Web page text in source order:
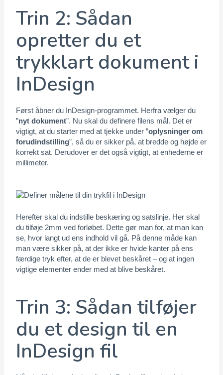
Trin 2: Sådan
opretter du et
trykklart dokument i
InDesign
Først åbner du InDesign-programmet. Herfra vælger du
”nyt dokument”. Nu skal du definere filens mål. Det er
vigtigt, at du starter med at tjekke under ”oplysninger om
forudindstilling”, så du er sikker på, at bredde og højde er
korrekt sat. Derudover er det også vigtigt, at enhederne er
millimeter.
Herefter skal du indstille beskæring og satslinje. Her skal
du tilføje 2mm ved forløbet. Dette gør man for, at man kan
se, hvor langt ud ens indhold vil gå. På denne måde kan
man være sikker på, at der ikke er hvide kanter på ens
færdige tryk efter, at de er blevet beskåret – og at ingen
vigtige elementer ender med at blive beskåret.
Trin 3: Sådan tilføjer
du et design til en
InDesign fil